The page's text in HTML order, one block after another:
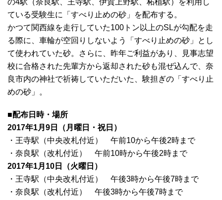
の4駅（奈良駅、王寺駅、伊賀上野駅、柘植駅）を利用し
ている受験生に「すべり止めの砂」を配布する。
かつて関西線を走行していた100トン以上のSLが勾配を走
る際に、車輪が空回りしないよう「すべり止めの砂」とし
て使われていた砂。さらに、昨年ご利益があり、見事志望
校に合格された先輩方から返却された砂も混ぜ込んで、奈
良市内の神社で祈祷していただいた、験担ぎの「すべり止
めの砂」。
■配布日時・場所
2017年1月9日（月曜日・祝日）
・王寺駅（中央改札付近） 午前10から午後2時まで
・奈良駅（改札付近） 午前10時から午後2時まで
2017年1月10日（火曜日）
・王寺駅（中央改札付近） 午後3時から午後7時まで
・奈良駅（改札付近） 午後3時から午後7時まで